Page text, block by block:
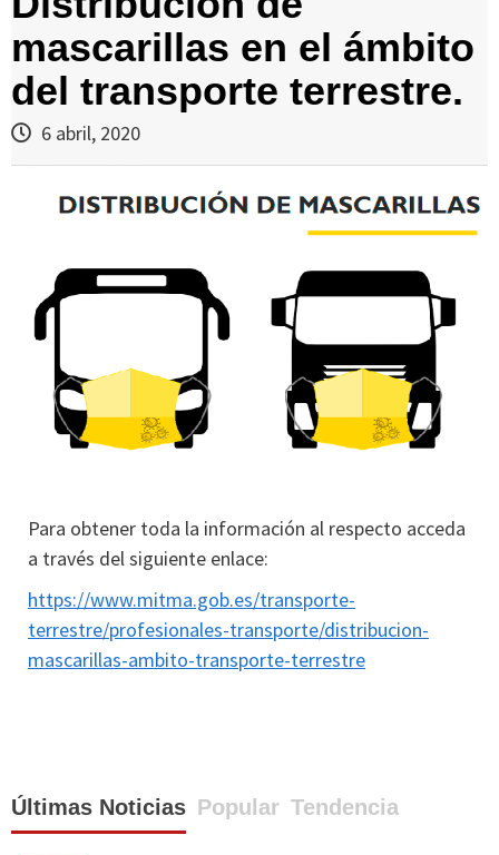
mascarillas en el ámbito
del transporte terrestre.
6 abril, 2020
Para obtener toda la información al respecto acceda
a través del siguiente enlace:
https://www.mitma.gob.es/transporte-
terrestre/profesionales-transporte/distribucion-
mascarillas-ambito-transporte-terrestre
Últimas Noticias Popular Tendencia